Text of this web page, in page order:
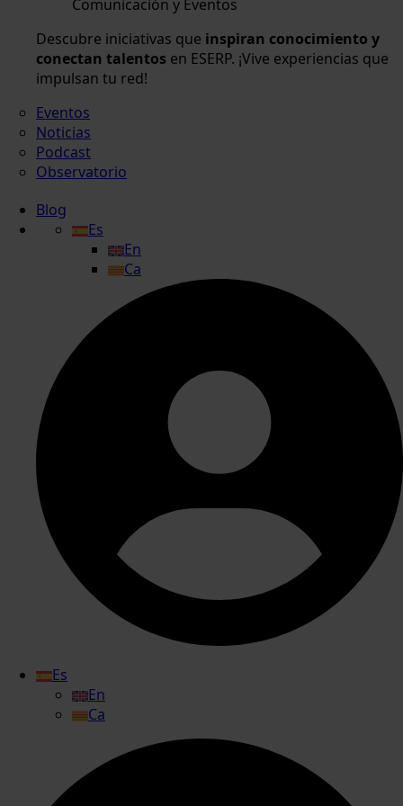
Comunicación y Eventos
Descubre iniciativas que inspiran conocimiento y
conectan talentos en ESERP. ¡Vive experiencias que
impulsan tu red!
Eventos
Noticias
Podcast
Observatorio
Blog
Es
En
Ca
Es
En
Ca